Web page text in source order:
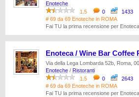
Enoteche
1.5
0
1433
# 69 da 69 Enoteche in ROMA
Fai TU la prima recensione per
Enoteca / Wine Bar Coffee
Via della Lega Lombarda 52b, Roma,
Enoteche / Ristoranti
1.5
0
2643
# 69 da 69 Enoteche in ROMA
Fai TU la prima recensione per